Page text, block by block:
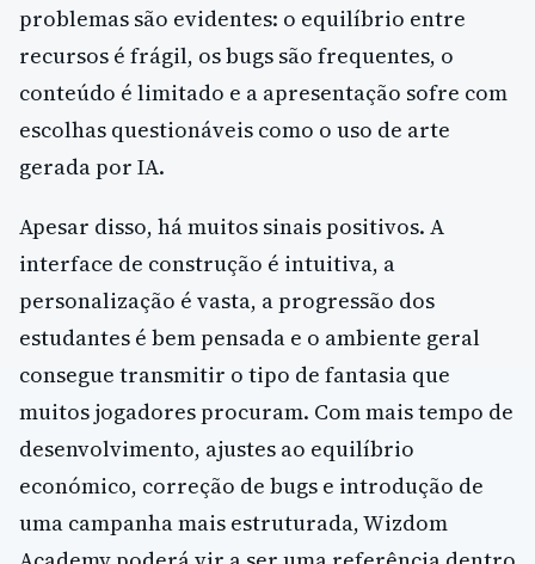
problemas são evidentes: o equilíbrio entre
recursos é frágil, os bugs são frequentes, o
conteúdo é limitado e a apresentação sofre com
escolhas questionáveis como o uso de arte
gerada por IA.
Apesar disso, há muitos sinais positivos. A
interface de construção é intuitiva, a
personalização é vasta, a progressão dos
estudantes é bem pensada e o ambiente geral
consegue transmitir o tipo de fantasia que
muitos jogadores procuram. Com mais tempo de
desenvolvimento, ajustes ao equilíbrio
económico, correção de bugs e introdução de
uma campanha mais estruturada, Wizdom